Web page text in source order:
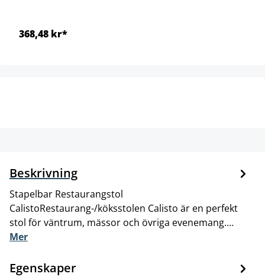
368,48 kr*
Beskrivning
Stapelbar Restaurangstol
CalistoRestaurang-/köksstolen Calisto är en perfekt
stol för väntrum, mässor och övriga evenemang.…
Mer
Egenskaper